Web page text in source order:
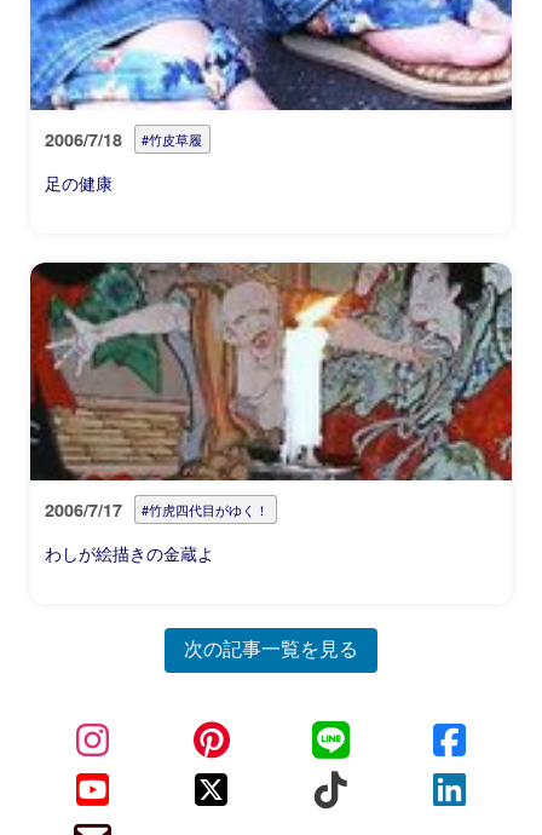
2006/7/18 #竹皮草履
足の健康
2006/7/17 #竹虎四代目がゆく！
わしが絵描きの金蔵よ
次の記事一覧を見る